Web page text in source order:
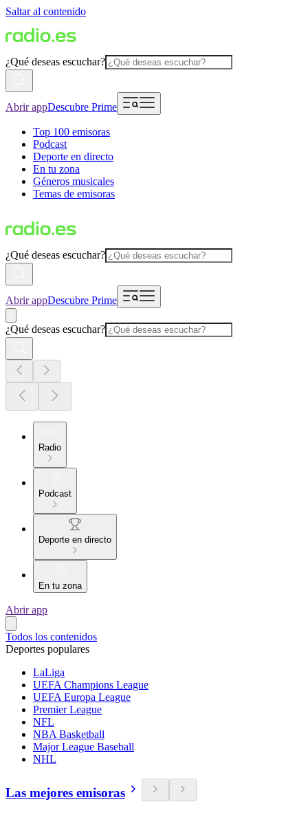
Saltar al contenido
¿Qué deseas escuchar?
Abrir appDescubre Prime
Top 100 emisoras
Podcast
Deporte en directo
En tu zona
Géneros musicales
Temas de emisoras
¿Qué deseas escuchar?
Abrir appDescubre Prime
¿Qué deseas escuchar?
Radio
Podcast
Deporte en directo
En tu zona
Abrir app
Todos los contenidos
Deportes populares
LaLiga
UEFA Champions League
UEFA Europa League
Premier League
NFL
NBA Basketball
Major League Baseball
NHL
Las mejores emisoras